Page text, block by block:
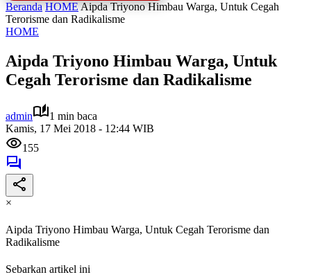
Beranda HOMEAipda Triyono Himbau Warga, Untuk Cegah
Terorisme dan Radikalisme
HOME
Aipda Triyono Himbau Warga, Untuk
Cegah Terorisme dan Radikalisme
admin
1 min baca
Kamis, 17 Mei 2018 - 12:44 WIB
155
×
Aipda Triyono Himbau Warga, Untuk Cegah Terorisme dan
Radikalisme
Sebarkan artikel ini